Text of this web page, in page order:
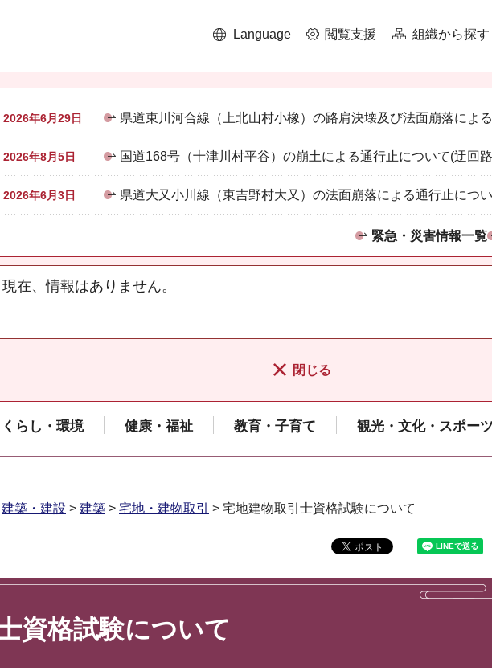
Language 閲覧支援 組織から探す
2026年6月29日 県道東川河合線（上北山村小橡）の路肩決壊及び法面崩落によ
2026年8月5日 国道168号（十津川村平谷）の崩土による通行止について(迂回
2026年6月3日 県道大又小川線（東吉野村大又）の法面崩落による通行止につ
緊急・災害情報一覧
現在、情報はありません。
閉じる
くらし・環境 健康・福祉 教育・子育て 観光・文化・スポーツ
建築・建設 > 建築 > 宅地・建物取引 > 宅地建物取引士資格試験について
資格試験について